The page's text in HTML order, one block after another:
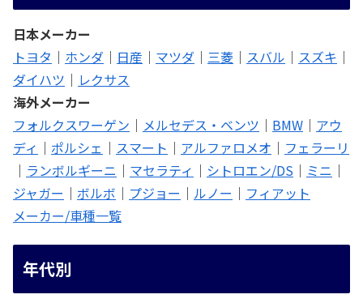
日本メーカー
トヨタ ｜ ホンダ ｜ 日産 ｜ マツダ ｜ 三菱 ｜ スバル ｜ スズキ ｜
ダイハツ ｜ レクサス
海外メーカー
フォルクスワーゲン ｜ メルセデス・ベンツ ｜ BMW ｜ アウ
ディ ｜ ポルシェ ｜ スマート ｜ アルファロメオ ｜ フェラーリ
｜ ランボルギーニ ｜ マセラティ ｜ シトロエン/DS ｜ ミニ ｜
ジャガー ｜ ボルボ ｜ プジョー ｜ ルノー ｜ フィアット
メーカー/車種一覧
年代別